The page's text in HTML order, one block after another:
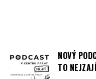
NOVÝ
TO